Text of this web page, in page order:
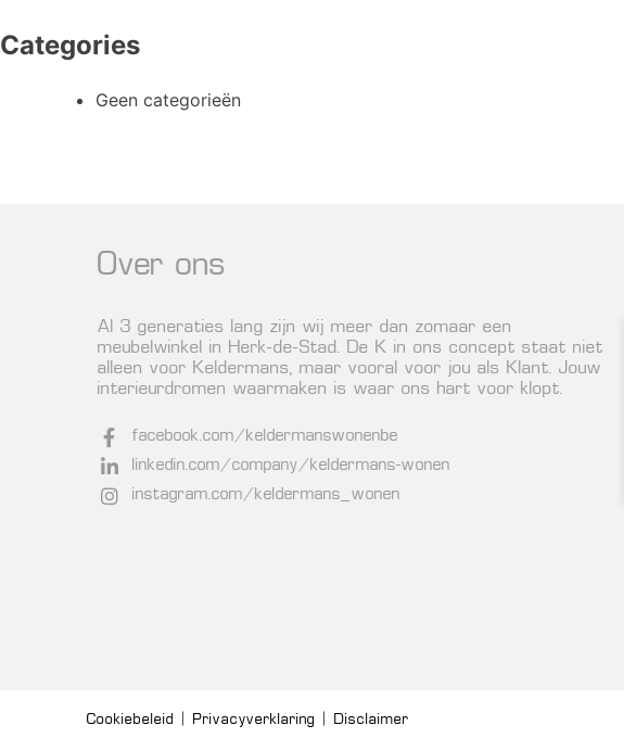
Categories
Geen categorieën
Over ons
Al 3 generaties lang zijn wij meer dan zomaar een
meubelwinkel in Herk-de-Stad. De K in ons concept staat niet
alleen voor Keldermans, maar vooral voor jou als Klant. Jouw
interieurdromen waarmaken is waar ons hart voor klopt.
facebook.com/keldermanswonenbe
linkedin.com/company/keldermans-wonen
instagram.com/keldermans_wonen
Cookiebeleid Privacyverklaring Disclaimer